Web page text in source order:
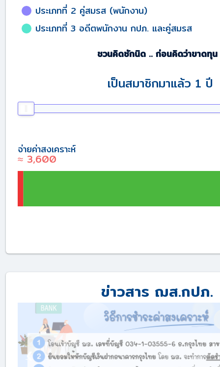
ประเภทที่ 2 คู่สมรส (พนักงาน)
ประเภทที่ 3 อดีตพนักงาน กปภ. และคู่สมรส
ชวนคิดซักนิด .. ก่อนคิดว่าขาดทุน
เป็นสมาชิกมาแล้ว 1 ปี
จ่ายค่าสงเคราะห์
≈ 3,600
ข่าวสาร ฌส.กปภ.
❮